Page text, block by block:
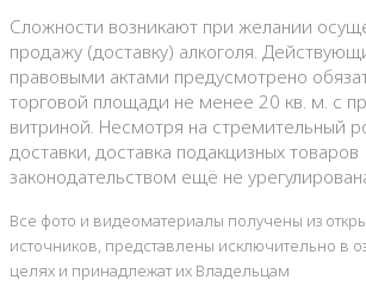
Сложности возникают при желании
продажу (доставку) алкоголя.
правовыми актами предусмотрено
торговой площади не менее 20 кв. м. с
витриной. Несмотря на стремительный
доставки, доставка подакцизных товаров
законодательством ещё не
Все фото и видеоматериалы получены из
источников, представлены исключительно в
целях и принадлежат их Владельцам